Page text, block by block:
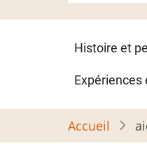
Histoire et
Accueil